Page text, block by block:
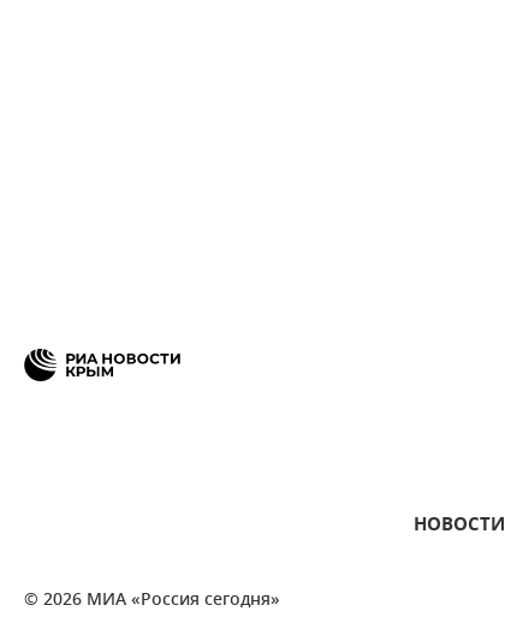
НОВОСТИ
© 2026 МИА «Россия сегодня»